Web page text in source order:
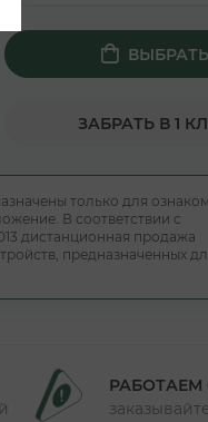
ВЫБРАТЬ
ЗАБРАТЬ В 1
только для
В соответствии с
дистанционная продажа
предназначенных